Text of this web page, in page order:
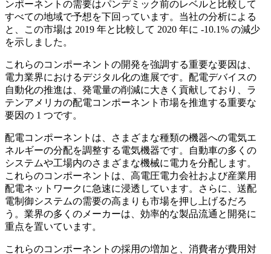
ンポーネントの需要はパンデミック前のレベルと比較して
すべての地域で予想を下回っています。当社の分析による
と、この市場は 2019 年と比較して 2020 年に -10.1% の減少
を示しました。
これらのコンポーネントの開発を強調する重要な要因は、
電力業界におけるデジタル化の進展です。配電デバイスの
自動化の推進は、発電量の削減に大きく貢献しており、ラ
テンアメリカの配電コンポーネント市場を推進する重要な
要因の 1 つです。
配電コンポーネントは、さまざまな種類の機器への電気エ
ネルギーの分配を調整する電気機器です。自動車の多くの
システムや工場内のさまざまな機械に電力を分配します。
これらのコンポーネントは、高電圧電力会社および産業用
配電ネットワークに急速に浸透しています。さらに、送配
電制御システムの需要の高まりも市場を押し上げるだろ
う。業界の多くのメーカーは、効率的な製品流通と開発に
重点を置いています。
これらのコンポーネントの採用の増加と、消費者が費用対